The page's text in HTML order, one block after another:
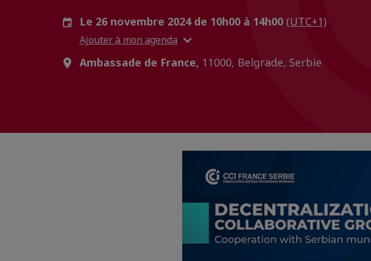
Le 26 novembre 2024 de 10h00 à 14h00 (UTC+1)
Ajouter à mon agenda
Ambassade de France, 11000, Belgrade, Serbie